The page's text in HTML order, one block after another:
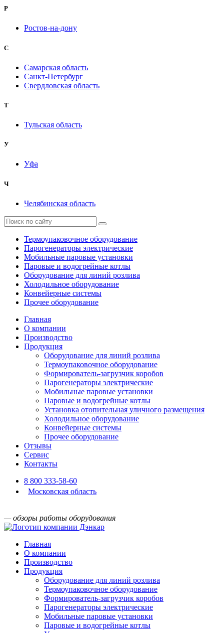
Р
Ростов-на-дону
С
Самарская область
Санкт-Петербург
Свердловская область
Т
Тульская область
У
Уфа
Ч
Челябинская область
Термоупаковочное оборудование
Парогенераторы электрические
Мобильные паровые установки
Паровые и водогрейные котлы
Оборудование для линий розлива
Холодильное оборудование
Конвейерные системы
Прочее оборудование
Главная
О компании
Производство
Продукция
Оборудование для линий розлива
Термоупаковочное оборудование
Формирователь-загрузчик коробов
Парогенераторы электрические
Мобильные паровые установки
Паровые и водогрейные котлы
Установка отопительная уличного размещения
Холодильное оборудование
Конвейерные системы
Прочее оборудование
Отзывы
Сервис
Контакты
8 800 333-58-60
Московская область
— обзоры работы оборудования
Главная
О компании
Производство
Продукция
Оборудование для линий розлива
Термоупаковочное оборудование
Формирователь-загрузчик коробов
Парогенераторы электрические
Мобильные паровые установки
Паровые и водогрейные котлы